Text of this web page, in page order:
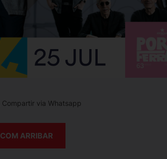
Compartir via Whatsapp
COM ARRIBAR